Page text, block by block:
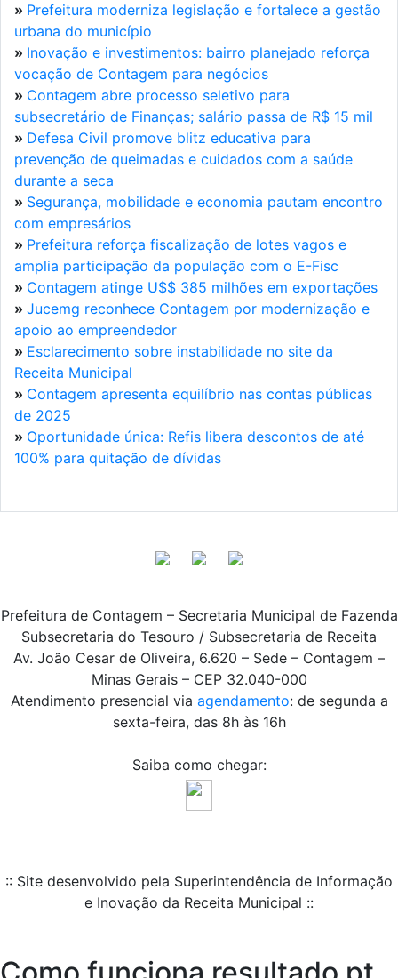
» Prefeitura moderniza legislação e fortalece a gestão
urbana do município
» Inovação e investimentos: bairro planejado reforça
vocação de Contagem para negócios
» Contagem abre processo seletivo para
subsecretário de Finanças; salário passa de R$ 15 mil
» Defesa Civil promove blitz educativa para
prevenção de queimadas e cuidados com a saúde
durante a seca
» Segurança, mobilidade e economia pautam encontro
com empresários
» Prefeitura reforça fiscalização de lotes vagos e
amplia participação da população com o E-Fisc
» Contagem atinge U$$ 385 milhões em exportações
» Jucemg reconhece Contagem por modernização e
apoio ao empreendedor
» Esclarecimento sobre instabilidade no site da
Receita Municipal
» Contagem apresenta equilíbrio nas contas públicas
de 2025
» Oportunidade única: Refis libera descontos de até
100% para quitação de dívidas
Prefeitura de Contagem – Secretaria Municipal de Fazenda
Subsecretaria do Tesouro / Subsecretaria de Receita
Av. João Cesar de Oliveira, 6.620 – Sede – Contagem –
Minas Gerais – CEP 32.040-000
Atendimento presencial via agendamento: de segunda a
sexta-feira, das 8h às 16h
Saiba como chegar:
:: Site desenvolvido pela Superintendência de Informação
e Inovação da Receita Municipal ::